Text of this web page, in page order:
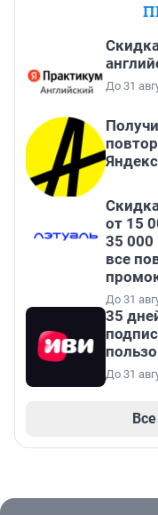
До 31
от 15
35 000
все
До 31
35
До 31